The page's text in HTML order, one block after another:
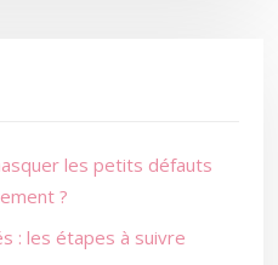
les petits défauts
?
: les étapes à suivre